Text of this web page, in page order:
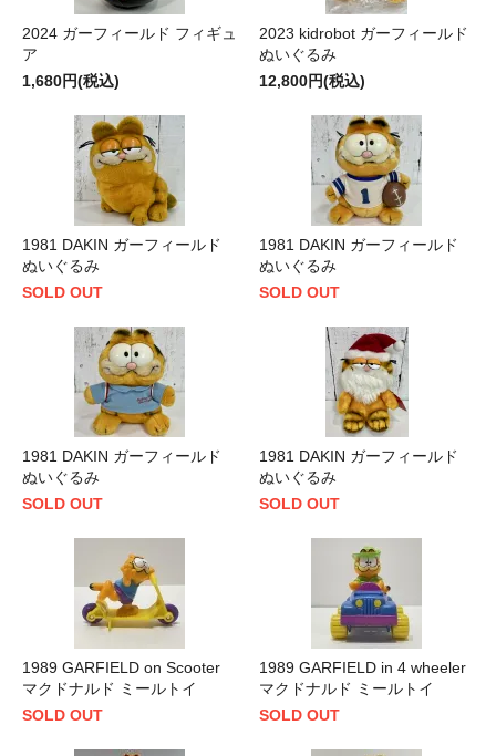
2024 ガーフィールド フィギュ
ア
1,680円(税込)
2023 kidrobot ガーフィールド
ぬいぐるみ
12,800円(税込)
1981 DAKIN ガーフィールド
ぬいぐるみ
SOLD OUT
1981 DAKIN ガーフィールド
ぬいぐるみ
SOLD OUT
1981 DAKIN ガーフィールド
ぬいぐるみ
SOLD OUT
1981 DAKIN ガーフィールド
ぬいぐるみ
SOLD OUT
1989 GARFIELD on Scooter
マクドナルド ミールトイ
SOLD OUT
1989 GARFIELD in 4 wheeler
マクドナルド ミールトイ
SOLD OUT